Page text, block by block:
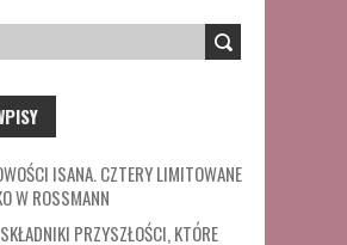
ISANA. CZTERY LIMITOWANE
W ROSSMANN
PRZYSZŁOŚCI, KTÓRE